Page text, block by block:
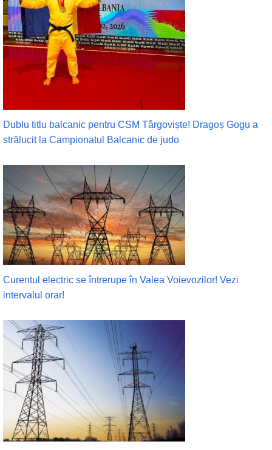
Dublu titlu balcanic pentru CSM Târgoviște! Dragoș Gogu a
strălucit la Campionatul Balcanic de judo
Curentul electric se întrerupe în Valea Voievozilor! Vezi
intervalul orar!